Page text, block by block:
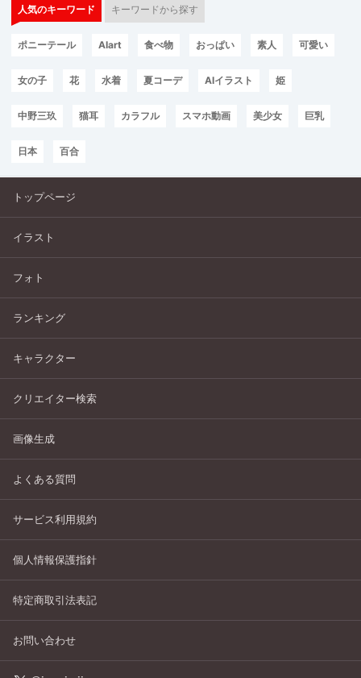
人気のキーワード キーワードから探す
ポニーテール AIart 食べ物 おっぱい 素人 可愛い
女の子 花 水着 夏コーデ AIイラスト 姫
中野三玖 猫耳 カラフル スマホ動画 美少女 巨乳
日本 百合
トップページ
イラスト
フォト
ランキング
キャラクター
クリエイター検索
画像生成
よくある質問
サービス利用規約
個人情報保護指針
特定商取引法表記
お問い合わせ